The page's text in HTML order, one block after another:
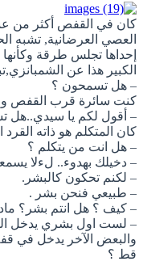
كان في القفص أكثر من
العصي العرضانية, تشبه
إحداها تجلس طرقة
الكبير هذا عن
– هل تسمحون ؟
كنت سائرة قرب القفص
– أقول لكم يا سيدي..هل
كان المتكلم هو ذاته
– هل انت من يتكلم ؟
– دخيلك بهدوء.. لءلا
– لكنم تحكون كالبشر.
– طبيعي فنحن بشر .
– كيف ؟ هل انتم بشر؟
– لست اول بشري يدخل
والبعض الآخر يدخل في
قط ؟